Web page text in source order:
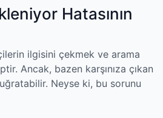
Hatasının
ilgisini çekmek ve arama
Ancak, bazen karşınıza çıkan
Neyse ki, bu sorunu